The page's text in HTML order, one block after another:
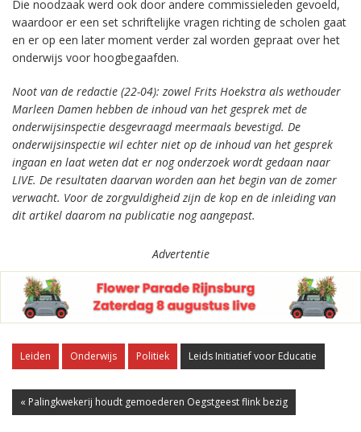
Die noodzaak werd ook door andere commissieleden gevoeld,
waardoor er een set schriftelijke vragen richting de scholen gaat
en er op een later moment verder zal worden gepraat over het
onderwijs voor hoogbegaafden.
Noot van de redactie (22-04): zowel Frits Hoekstra als wethouder
Marleen Damen hebben de inhoud van het gesprek met de
onderwijsinspectie desgevraagd meermaals bevestigd. De
onderwijsinspectie wil echter niet op de inhoud van het gesprek
ingaan en laat weten dat er nog onderzoek wordt gedaan naar
LIVE. De resultaten daarvan worden aan het begin van de zomer
verwacht. Voor de zorgvuldigheid zijn de kop en de inleiding van
dit artikel daarom na publicatie nog aangepast.
Advertentie
Leiden Onderwijs Politiek Leids Initiatief voor Educatie
« Palingkwekerij houdt gemoederen Oegstgeest flink bezig